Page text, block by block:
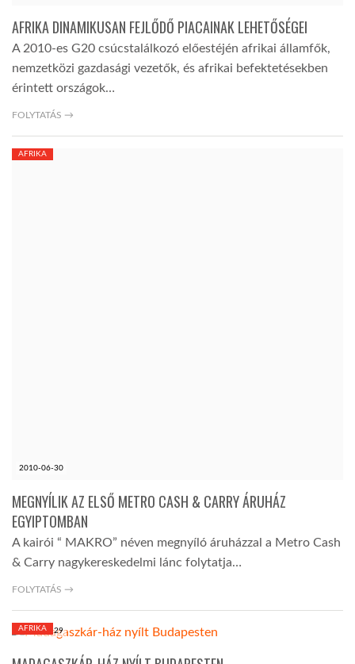
TROPICALMAGAZIN
GLOBOTV
AFRIKA TUDÁSTÁR
AFRIKA DINAMIKUSAN FEJLŐDŐ PIACAINAK LEHETŐSÉGEI
A 2010-es G20 csúcstalálkozó előestéjén afrikai államfők,
nemzetközi gazdasági vezetők, és afrikai befektetésekben
érintett országok…
FOLYTATÁS →
2010-06-30
AFRIKA
MEGNYÍLIK AZ ELSŐ METRO CASH & CARRY ÁRUHÁZ
EGYIPTOMBAN
A kairói “ MAKRO” néven megnyíló áruházzal a Metro Cash
& Carry nagykereskedelmi lánc folytatja…
FOLYTATÁS →
2010-06-29
AFRIKA